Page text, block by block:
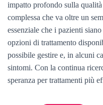
impatto profondo sulla
complessa che va oltre un
essenziale che i pazienti
opzioni di trattamento
possibile gestire e, in alcuni
sintomi. Con la continua
speranza per trattamenti più